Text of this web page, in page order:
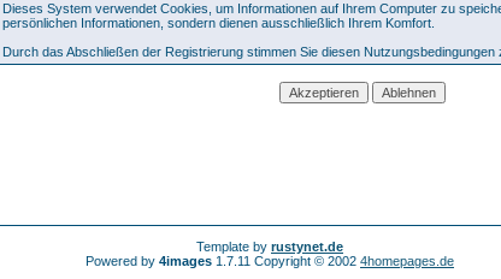
Dieses System verwendet Cookies, um Informationen auf Ihrem Computer zu
persönlichen Informationen, sondern dienen ausschließlich Ihrem Komfort.
Durch das Abschließen der Registrierung stimmen Sie diesen Nutzungsbedingungen
Template by rustynet.de
Powered by 4images 1.7.11 Copyright © 2002 4homepages.de